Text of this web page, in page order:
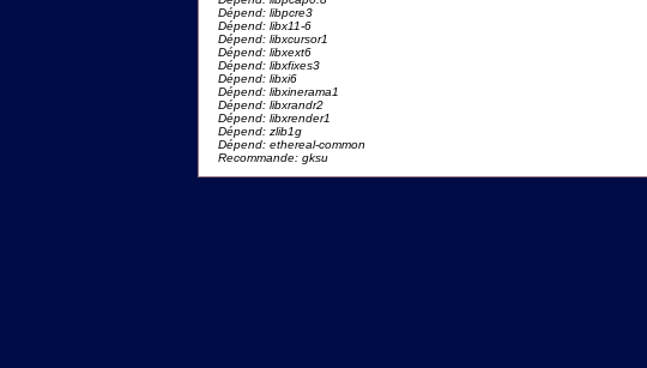
Dépend: libpcre3
Dépend: libx11-6
Dépend: libxcursor1
Dépend: libxext6
Dépend: libxfixes3
Dépend: libxi6
Dépend: libxinerama1
Dépend: libxrandr2
Dépend: libxrender1
Dépend: zlib1g
Dépend: ethereal-common
Recommande: gksu